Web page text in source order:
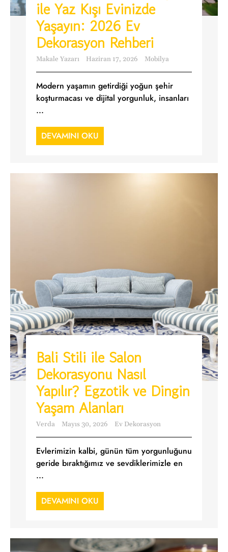
ile Yaz Kışı Evinizde
Yaşayın: 2026 Ev
Dekorasyon Rehberi
Makale Yazarı Haziran 17, 2026 Mobilya
Modern yaşamın getirdiği yoğun şehir
koşturmacası ve dijital yorgunluk, insanları
...
DEVAMINI OKU
Bali Stili ile Salon
Dekorasyonu Nasıl
Yapılır? Egzotik ve Dingin
Yaşam Alanları
Verda Mayıs 30, 2026 Ev Dekorasyon
Evlerimizin kalbi, günün tüm yorgunluğunu
geride bıraktığımız ve sevdiklerimizle en
...
DEVAMINI OKU